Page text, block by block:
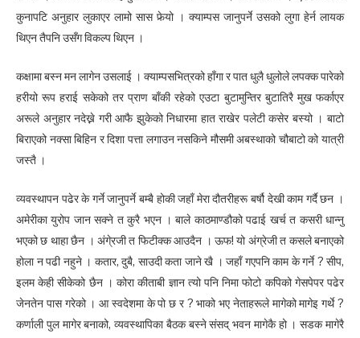
कुनापटि अनुहार लुकाएर लामो सास फेर्‍यो । क्याम्पस जानुपर्ने उसको लुगा हेर्न लायक
थिएन तैपनि उसँग विकल्प थिएन ।
कक्षामा बस्न मन लागेन उसलाई । क्याम्पसभित्रको हाँगा र पात धुलै धुलोले लपक्क पारेको
हरीयो रूप हराई सकेको तर प्राण बाँकी रहेको एउटा बुटामुन्तिर बुटातिरै मुख फर्काएर
अरूले अनुहार नदेख्ने गरी आफै झुकेको निधारमा हात राखेर पलेटी कसेर बस्यो । बाटो
बिराएको नक्सा बिहिन र दिशा पत्ता लगाउन नसकिने मौसमी अबस्थाको चौबाटो को यात्री
जस्तै ।
व्यवस्थापन पढेर के गर्ने जानुपर्ने बम्बै होकी जहाँ मेरा दौतरीहरू बर्षौ देखी काम गर्दै छन ।
अमेरीका युरोप जान सक्ने त कुरै भएन । बाले काठमाण्डौको पढाई खर्च त कसरी धान्नु
भएको छ थाहा छैन । अंगे्रजी त फिटीक्क आउदैन । ऊफ! यो अंग्रेजी त कसले बनाएको
होला न पढी नहुने । कतार, दुबै, साउदी कता जाने खै । जहाँ गएपनि काम के गर्ने ? सीप,
इलम केही सीकेको छैन । कोरा कीताबी ज्ञान त्यो पनि निमा फोटो कपिको गेसपेपर पढेर
जेनतेन पास गरेको । आ स्वदेशमा के पो छ र ? भाको भए नेताहरूले मागेको मागेइ गर्थे ?
कर्णाली पुल मागेर बनाको, व्यवस्थापिका बैठक बस्ने संसद् भवन मागेकै हो । सडक मागेरै